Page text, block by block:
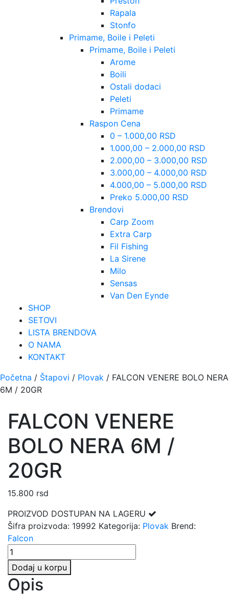
Rapala
Stonfo
Primame, Boile i Peleti
Primame, Boile i Peleti
Arome
Boili
Ostali dodaci
Peleti
Primame
Raspon Cena
0 – 1.000,00 RSD
1.000,00 – 2.000,00 RSD
2.000,00 – 3.000,00 RSD
3.000,00 – 4.000,00 RSD
4.000,00 – 5.000,00 RSD
Preko 5.000,00 RSD
Brendovi
Carp Zoom
Extra Carp
Fil Fishing
La Sirene
Milo
Sensas
Van Den Eynde
SHOP
SETOVI
LISTA BRENDOVA
O NAMA
KONTAKT
Početna / Štapovi / Plovak / FALCON VENERE BOLO NERA
6M / 20GR
FALCON VENERE
BOLO NERA 6M /
20GR
15.800 rsd
PROIZVOD DOSTUPAN NA LAGERU
Šifra proizvoda: 19992 Kategorija: Plovak Brend:
Falcon
FALCON
VENERE
BOLO
NERA
Dodaj u korpu
Opis